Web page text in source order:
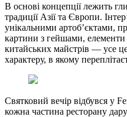
В основі концепції лежить
традиції Азії та Європи.
унікальними артоб’єктами,
картини з гейшами, елементи
китайських майстрів — усе
характеру, в якому
Святковий вечір відбувся у
кожна частина ресторану